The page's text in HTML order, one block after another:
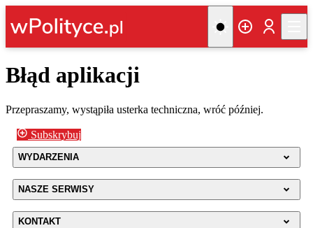
Błąd aplikacji
Przepraszamy, wystąpiła usterka techniczna, wróć później.
Subskrybuj
WYDARZENIA
NASZE SERWISY
KONTAKT